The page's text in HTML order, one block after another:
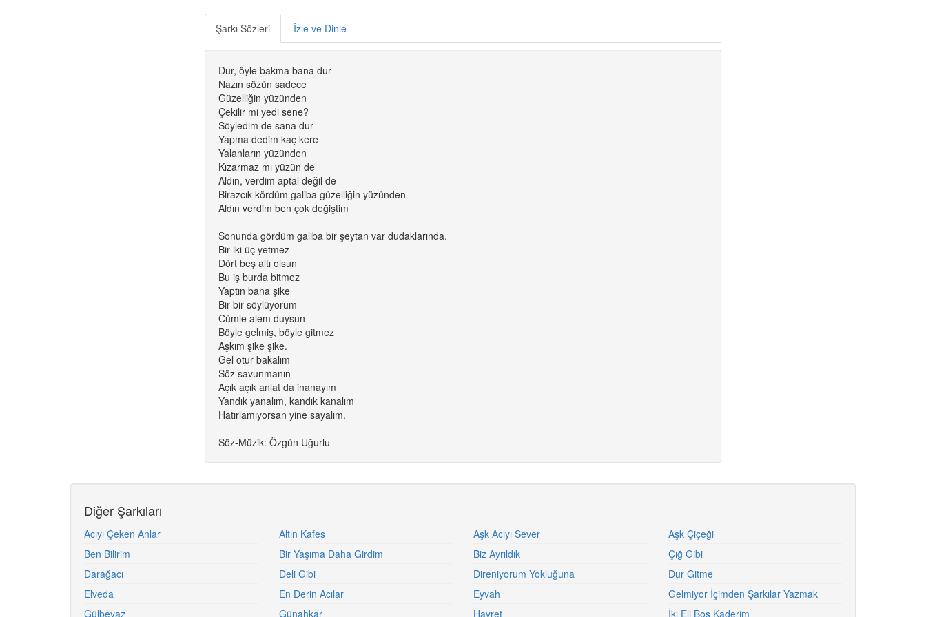
Şarkı Sözleri İzle ve Dinle
Dur, öyle bakma bana dur
Nazın sözün sadece
Güzelliğin yüzünden
Çekilir mi yedi sene?
Söyledim de sana dur
Yapma dedim kaç kere
Yalanların yüzünden
Kızarmaz mı yüzün de
Aldın, verdim aptal değil de
Birazcık kördüm galiba güzelliğin yüzünden
Aldın verdim ben çok değiştim
Sonunda gördüm galiba bir şeytan var dudaklarında.
Bir iki üç yetmez
Dört beş altı olsun
Bu iş burda bitmez
Yaptın bana şike
Bir bir söylüyorum
Cümle alem duysun
Böyle gelmiş, böyle gitmez
Aşkım şike şike.
Gel otur bakalım
Söz savunmanın
Açık açık anlat da inanayım
Yandık yanalım, kandık kanalım
Hatırlamıyorsan yine sayalım.
Söz-Müzik: Özgün Uğurlu
Diğer Şarkıları
Acıyı Çeken Anlar Altın Kafes Aşk Acıyı Sever
Aşk Çiçeği
Ben Bilirim
Bir Yaşıma Daha Girdim Biz Ayrıldık
Çığ Gibi
Darağacı
Deli Gibi Direniyorum Yokluğuna
Dur Gitme
Elveda
En Derin Acılar Eyvah
Gelmiyor İçimden Şarkılar Yazmak
Gülbeyaz
Günahkar Hayret İki Eli Boş Kaderim